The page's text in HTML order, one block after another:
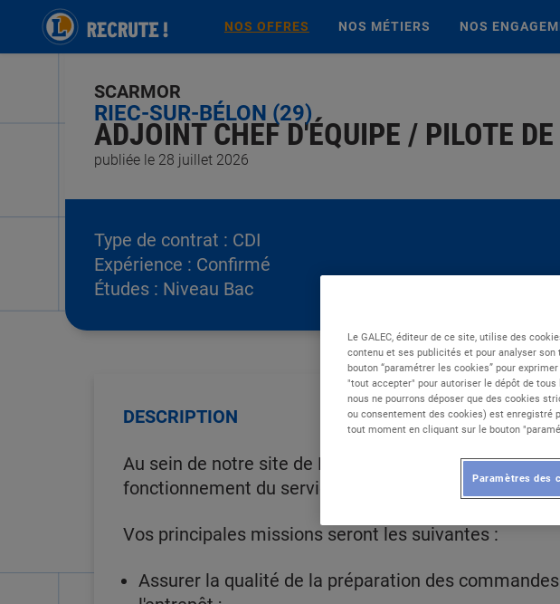
NOS OFFRES NOS MÉTIERS NOS
publiée le 28 juillet 2026
ADJOINT CHEF D'ÉQUIPE / PILOTE
RIEC-SUR-BÉLON (29)
SCARMOR
Type de contrat : CDI
Expérience : Confirmé
Études : Niveau Bac
DESCRIPTION
Au sein de notre site de Riec-sur-Belon (29) et, en
fonctionnement du service préparation (produits
Vos principales missions seront les suivantes :
Assurer la qualité de la préparation des
Le GALEC, éditeur de ce site, utilise des
contenu et ses publicités et pour analyser
bouton “paramétrer les cookies” pour
"tout accepter" pour autoriser le dépôt de
nous ne pourrons déposer que des cookies
ou consentement des cookies) est enregistré
tout moment en cliquant sur le bouton
Paramètres des